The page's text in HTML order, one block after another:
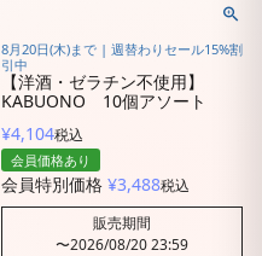
8月20日(木)まで | 週替わりセール15%割
引中
【洋酒・ゼラチン不使用】
KABUONO 10個アソート
¥4,104税込
会員価格あり
会員特別価格 ¥3,488税込
販売期間
〜2026/08/20 23:59